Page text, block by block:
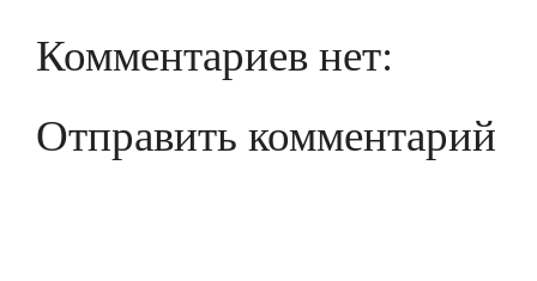
Комментариев нет:
Отправить комментарий